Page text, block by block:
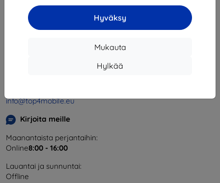
Hyväksy
Mukauta
Hylkää
Shield-SK s.r.o.
SK2023549671
info@top4mobile.eu
Kirjoita meille
Maanantaista perjantaihin:
Online8:00 - 16:00
Lauantai ja sunnuntai:
Offline